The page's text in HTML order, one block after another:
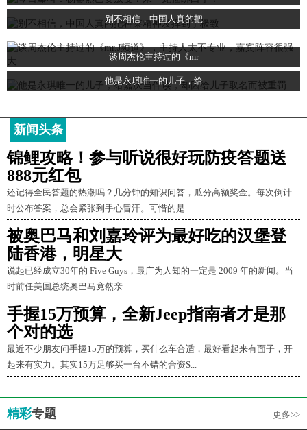
别不相信，中国人真的把
谈周杰伦主持过的《mr
他是永琪唯一的儿子，给
新闻头条
锦鲤攻略！参与听说很好玩防疫答题送
888元红包
还记得全民答题的热潮吗？几分钟的知识问答，瓜分高额奖金。每次倒计
时公布答案，总会紧张到手心冒汗。可惜的是...
被奥巴马和刘嘉玲评为最好吃的汉堡登
陆香港，明星大
说起已经成立30年的 Five Guys，最广为人知的一定是 2009 年的新闻。当
时前任美国总统奥巴马竟然亲...
手握15万预算，全新Jeep指南者才是那
个对的选
最近不少朋友问手握15万的预算，买什么车合适，最好看起来有面子，开
起来有实力。其实15万足够买一台不错的合资S...
精彩专题 更多>>